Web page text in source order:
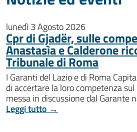
lunedì 3 Agosto 2026
Cpr di Gjadër, sulle
Anastasìa e Calderone
Tribunale di Roma
I Garanti del Lazio e di Roma
di accertare la loro competenza
messa in discussione dal Garante
Leggi tutto →